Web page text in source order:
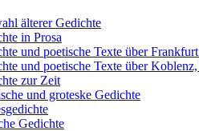
älterer Gedichte
in Prosa
und poetische Texte über
und poetische Texte über
zur Zeit
und groteske Gedichte
Gedichte